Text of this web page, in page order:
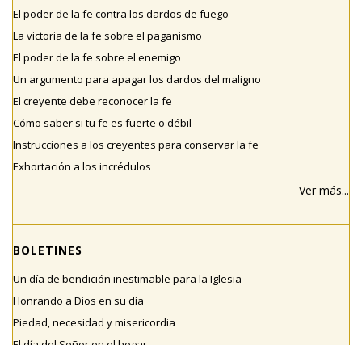
El poder de la fe contra los dardos de fuego
La victoria de la fe sobre el paganismo
El poder de la fe sobre el enemigo
Un argumento para apagar los dardos del maligno
El creyente debe reconocer la fe
Cómo saber si tu fe es fuerte o débil
Instrucciones a los creyentes para conservar la fe
Exhortación a los incrédulos
Ver más...
BOLETINES
Un día de bendición inestimable para la Iglesia
Honrando a Dios en su día
Piedad, necesidad y misericordia